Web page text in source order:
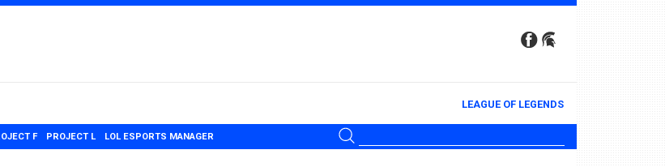
LEAGUE OF LEGENDS
F PROJECT L LOL ESPORTS MANAGER